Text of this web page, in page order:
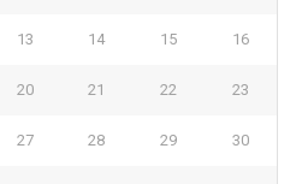
13 14 15 16
20 21 22 23
27 28 29 30